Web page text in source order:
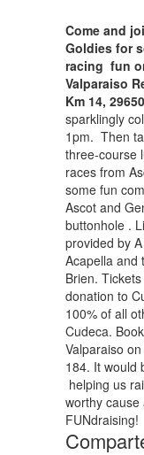
Come and
Goldies for
racing fun
Valparaiso
Km 14,
sparklingly
1pm. Then
three-course
races from
some fun
Ascot and
buttonhole .
provided by
Acapella and
Brien.
donation to
100% of all
Cudeca.
Valparaiso
184. It would
helping us
worthy
FUNdraising!